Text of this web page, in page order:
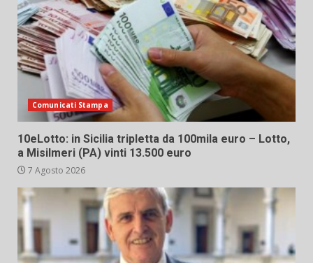
Comunicati Stampa
10eLotto: in Sicilia tripletta da 100mila euro – Lotto,
a Misilmeri (PA) vinti 13.500 euro
7 Agosto 2026